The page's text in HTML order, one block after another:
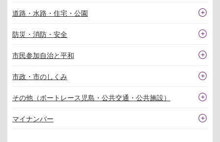
道路・水路・住宅・公園
防災・消防・安全
市民参加自治と平和
市政・市のしくみ
その他（ボートレース児島・公共交通・公共施設）
マイナンバー